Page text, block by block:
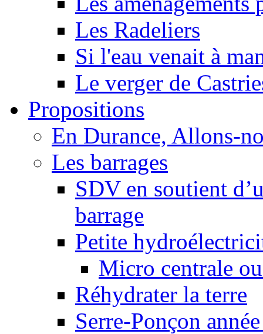
Les Radeliers
Si l'eau venait à
Le verger de
Propositions
En Durance, Allons-
Les barrages
SDV en soutient
barrage
Petite
Micro centrale
Réhydrater la terre
Serre-Ponçon